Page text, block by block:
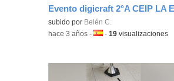
Contenido educativo.
subido por Belén C.
-hace 3 años -Idioma:
-19 visualizaciones